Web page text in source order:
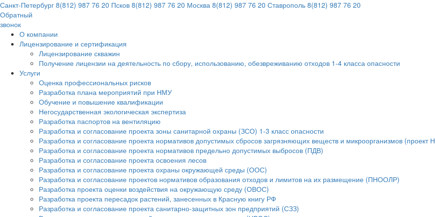
Санкт-Петербург 8(812) 987 76 20 Псков 8(812) 987 76 20 Москва 8(812) 987 76 20 Ставрополь 8(812) 987 76 20
Обратный
звонок
О компании
Лицензирование и сертификация
Лицензирование скважин
Получение лицензии на деятельность по сбору, использованию, обезвреживанию отходов 1-4 класса опасности
Услуги
Оценка профессиональных рисков
Разработка плана мероприятий при НМУ
Обучение и повышение квалификации
Негосударственная экологическая экспертиза
Разработка паспортов на вентиляцию
Разработка и согласование проекта зоны санитарной охраны (ЗСО) 1-3 класс опасности
Разработка и согласование проекта нормативов допустимых сбросов загрязняющих веществ и микроорганизмов (проект
Разработка и согласование проекта нормативов предельно допустимых выбросов (ПДВ)
Разработка и согласование проекта освоения лесов
Разработка и согласование проекта охраны окружающей среды (ООС)
Разработка и согласование проектов нормативов образования отходов и лимитов на их размещение (ПНООЛР)
Разработка проекта оценки воздействия на окружающую среду (ОВОС)
Разработка проекта пересадок растений, занесенных в Красную книгу РФ
Разработка и согласование проекта санитарно-защитных зон предприятий (СЗЗ)